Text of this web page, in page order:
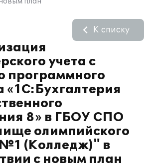
учета с
программного
«1С:Бухгалтерия
8» в ГБОУ СПО
олимпийского
(Колледж)" в
с новым план
К списку